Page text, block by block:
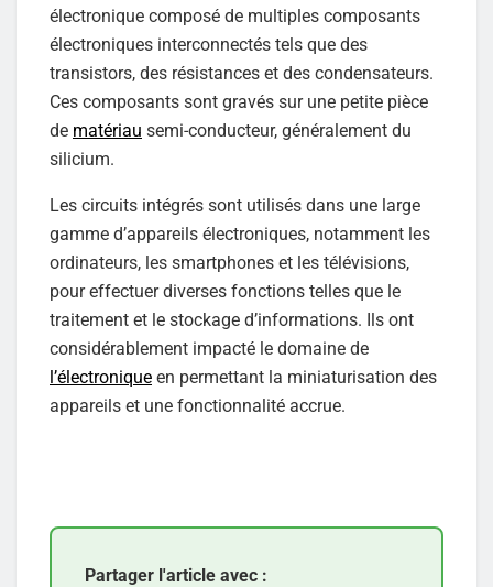
électronique composé de multiples composants
électroniques interconnectés tels que des
transistors, des résistances et des condensateurs.
Ces composants sont gravés sur une petite pièce
de matériau semi-conducteur, généralement du
silicium.
Les circuits intégrés sont utilisés dans une large
gamme d’appareils électroniques, notamment les
ordinateurs, les smartphones et les télévisions,
pour effectuer diverses fonctions telles que le
traitement et le stockage d’informations. Ils ont
considérablement impacté le domaine de
l’électronique en permettant la miniaturisation des
appareils et une fonctionnalité accrue.
Partager l'article avec :